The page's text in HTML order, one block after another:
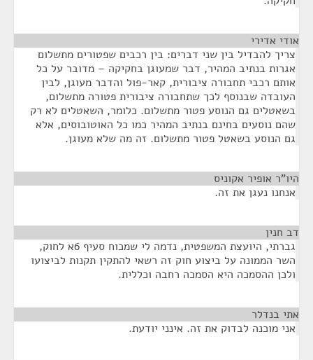
אודי אדירי
צריך להבדיל בין שני דברים: בין רכבים שפטורים מתשלום
אגרות בנתיב המהיר, דבר שמעוגן בחקיקה – מדובר על כל
אותם רכבי תחבורה ציבורית, קאר-פול והדבר מעוגן, לבין
העובדה שבנוסף לכך שתחבורה ציבורית פטורה מתשלום,
בשאטלים גם הנוסע פטור מתשלום. כלומר, השאטלים לא רק
שהם נוסעים בחינם בנתיב המהיר כמו כל האוטובוסים, אלא
גם הנוסע בשאטל פטור מתשלום. זה מה שלא מעוגן.
היו"ר אופיר אקוניס
אנחנו נעגן את זה.
דב חנין
גברתי, היועצת המשפטית, נדמה לי שמכוח סעיף 6א לחוק,
השר הממונה על ביצוע חוק זה רשאי להתקין תקנות לביצועו
ולכן ההסמכה היא הסמכה רחבה וכללית.
אתי בנדלר
אני מוכנה לבדוק את זה. אינני יודעת.